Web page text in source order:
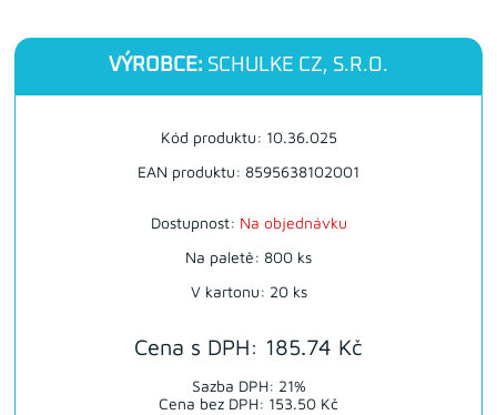
VÝROBCE: SCHULKE CZ, S.R.O.
Cena s DPH: 185.74 Kč
Sazba DPH: 21%
Cena bez DPH: 153.50 Kč
Kód produktu: 10.36.025
EAN produktu: 8595638102001
Dostupnost: Na objednávku
Na paletě: 800 ks
V kartonu: 20 ks